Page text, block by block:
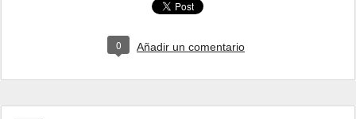
0 Añadir un comentario